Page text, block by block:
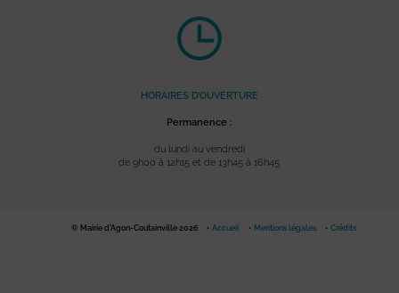
HORAIRES D’OUVERTURE
Permanence :
du lundi au vendredi
de 9h00 à 12h15 et de 13h45 à 16h45
© Mairie d'Agon-Coutainville 2026 Accueil Mentions légales Crédits